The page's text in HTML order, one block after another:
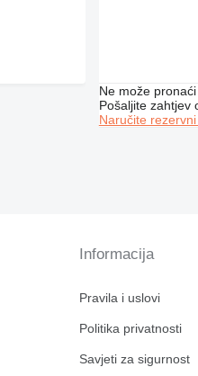
Ne može
Pošaljite zahtjev
Naručite
Informacija
Pravila i uslovi
Politika privatnosti
Savjeti za sigurnost